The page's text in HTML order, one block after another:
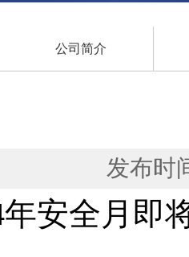
公司简介
发布时
年安全月即